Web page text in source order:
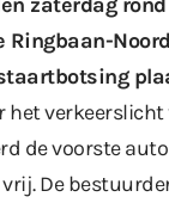
Ringbaan-
het
de voorste
De